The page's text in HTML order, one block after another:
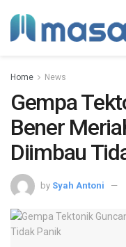
Home News
Gempa
Bener
Diimbau
by Syah Antoni